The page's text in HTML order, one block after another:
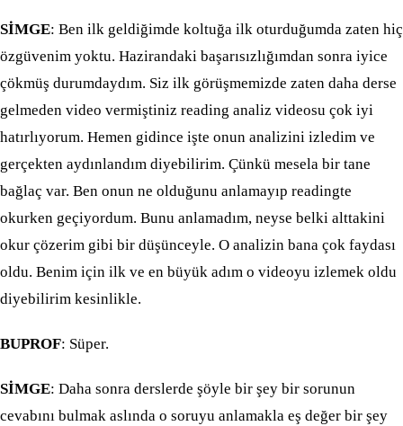
SİMGE: Ben ilk geldiğimde koltuğa ilk oturduğumda zaten hiç
özgüvenim yoktu. Hazirandaki başarısızlığımdan sonra iyice
çökmüş durumdaydım. Siz ilk görüşmemizde zaten daha derse
gelmeden video vermiştiniz reading analiz videosu çok iyi
hatırlıyorum. Hemen gidince işte onun analizini izledim ve
gerçekten aydınlandım diyebilirim. Çünkü mesela bir tane
bağlaç var. Ben onun ne olduğunu anlamayıp readingte
okurken geçiyordum. Bunu anlamadım, neyse belki alttakini
okur çözerim gibi bir düşünceyle. O analizin bana çok faydası
oldu. Benim için ilk ve en büyük adım o videoyu izlemek oldu
diyebilirim kesinlikle.
BUPROF: Süper.
SİMGE: Daha sonra derslerde şöyle bir şey bir sorunun
cevabını bulmak aslında o soruyu anlamakla eş değer bir şey